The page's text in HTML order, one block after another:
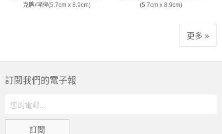
克牌/啤牌(5.7cm x 8.9cm)
(5.7cm x 8.9cm)
更多 »
訂閲我們的電子報